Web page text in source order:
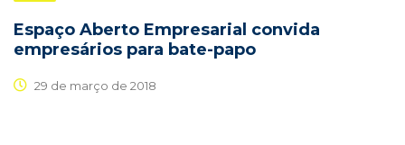
Espaço Aberto Empresarial convida
empresários para bate-papo
29 de março de 2018